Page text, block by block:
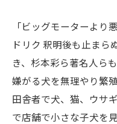
「ビッグモーターより
ドリク 釈明後も止ま
き、杉本彩ら著名人ら
嫌がる犬を無理やり繁
田舎者で犬、猫、ウサ
で店舗で小さな子犬を